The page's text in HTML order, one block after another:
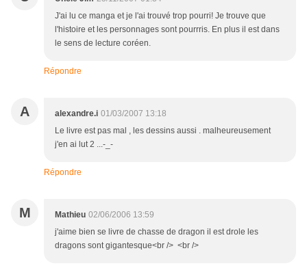
J'ai lu ce manga et je l'ai trouvé trop pourri! Je trouve que
l'histoire et les personnages sont pourrris. En plus il est dans
le sens de lecture coréen.
Répondre
A alexandre.i 01/03/2007 13:18
Le livre est pas mal , les dessins aussi . malheureusement
j'en ai lut 2 ...-_-
Répondre
M Mathieu 02/06/2006 13:59
j'aime bien se livre de chasse de dragon il est drole les
dragons sont gigantesque<br /> <br />